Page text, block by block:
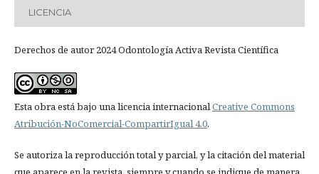
LICENCIA
Derechos de autor 2024 Odontología Activa Revista Científica
Esta obra está bajo una licencia internacionalCreative Commons
Atribución-NoComercial-CompartirIgual 4.0.
Se autoriza la reproducción total y parcial, y la citación del material